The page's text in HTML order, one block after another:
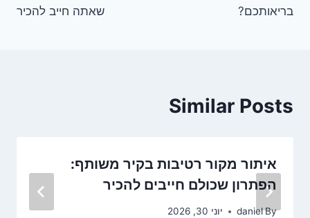
בריאותכם?
שאתה חייב להכיר
Similar Posts
איתור מקור רטיבות בקיר משותף:
הפתרון שכולם חייבים להכיר
By
daniel יוני 30, 2026